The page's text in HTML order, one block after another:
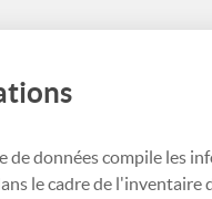
de données compile les
le cadre de l'inventaire